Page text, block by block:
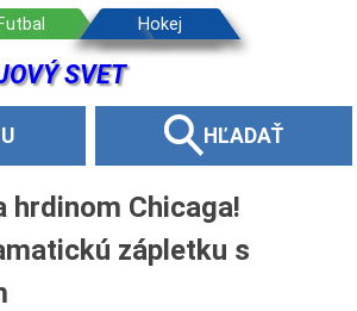
HĽADAŤ
hrdinom Chicaga!
zápletku s